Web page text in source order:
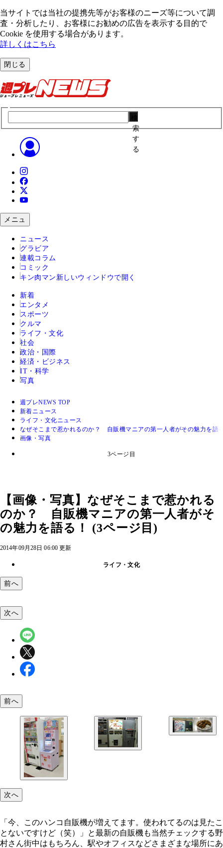
当サイトでは当社の提携先等がお客様のニーズ等について調
査・分析したり、お客様にお勧めの広告を表⽰する⽬的で
Cookie を使⽤する場合があります。
詳しくはこちら
閉じる
索
す
る
メニュ
ニュース
グラビア
連載コラム
コミック
キン肉マン 新しいウィンドウで開く
新着
エンタメ
スポーツ
クルマ
ライフ・文化
社会
政治・国際
経済・ビジネス
IT・科学
写真
週プレNEWS TOP
新着ニュース
ライフ・文化ニュース
なぜそこまで惹かれるのか？ 自販機マニアの第一人者がその魅力を語
画像・写真
3ページ目
【画像・写真】なぜそこまで惹かれる
のか？ 自販機マニアの第一人者がそ
の魅力を語る！ (3ページ目)
2014年09月28日 06:00 更新
ライフ・文化
前へ
野村さんが自販機にハマるきっかけとなった、今
次へ
前へ
次へ
「今、このハンコ自販機が増えてます。使われてるのは見たこ
とないですけど（笑）」と最新の自販機も当然チェックする野
村さん街中はもちろん、駅やオフィスなどさまざまな場所にあ